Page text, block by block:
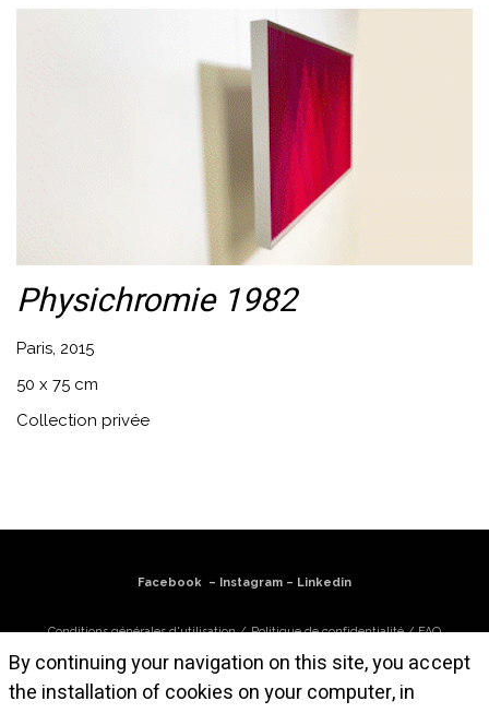
Physichromie 1982
Paris, 2015
50 x 75 cm
Collection privée
Facebook– Instagram – Linkedin
Conditions générales d'utilisation/Politique de confidentialité/FAQ
By continuing your navigation on this site, you accept
the installation of cookies on your computer, in